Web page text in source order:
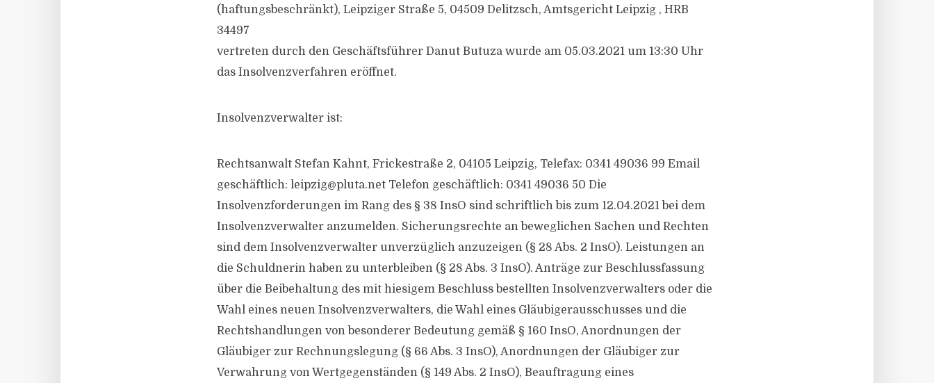
(haftungsbeschränkt), Leipziger Straße 5, 04509 Delitzsch, Amtsgericht Leipzig , HRB
34497
vertreten durch den Geschäftsführer Danut Butuza wurde am 05.03.2021 um 13:30 Uhr
das Insolvenzverfahren eröffnet.
Insolvenzverwalter ist:
Rechtsanwalt Stefan Kahnt, Frickestraße 2, 04105 Leipzig, Telefax: 0341 49036 99 Email
geschäftlich: leipzig@pluta.net Telefon geschäftlich: 0341 49036 50 Die
Insolvenzforderungen im Rang des § 38 InsO sind schriftlich bis zum 12.04.2021 bei dem
Insolvenzverwalter anzumelden. Sicherungsrechte an beweglichen Sachen und Rechten
sind dem Insolvenzverwalter unverzüglich anzuzeigen (§ 28 Abs. 2 InsO). Leistungen an
die Schuldnerin haben zu unterbleiben (§ 28 Abs. 3 InsO). Anträge zur Beschlussfassung
über die Beibehaltung des mit hiesigem Beschluss bestellten Insolvenzverwalters oder die
Wahl eines neuen Insolvenzverwalters, die Wahl eines Gläubigerausschusses und die
Rechtshandlungen von besonderer Bedeutung gemäß § 160 InsO, Anordnungen der
Gläubiger zur Rechnungslegung (§ 66 Abs. 3 InsO), Anordnungen der Gläubiger zur
Verwahrung von Wertgegenständen (§ 149 Abs. 2 InsO), Beauftragung eines